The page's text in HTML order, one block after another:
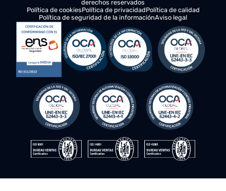
© Instrumentación y control del sur. 2009–2026. ©Todos los
derechos reservados
Política de cookiesPolítica de privacidad Política de calidad
Aviso legal